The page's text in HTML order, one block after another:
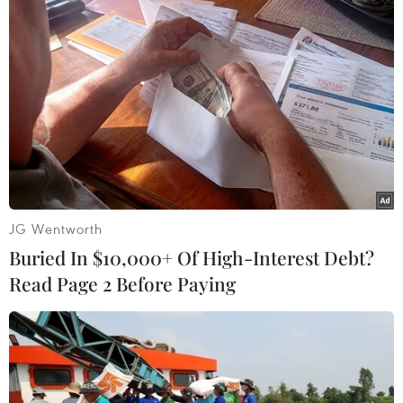
#Agribank #OCOP #lãi suất ưu đãi #nợ xấu
Theo dõi VietnamPlus
TIN LIÊN QUAN
JG Wentworth
Buried In $10,000+ Of High-Interest Debt?
Read Page 2 Before Paying